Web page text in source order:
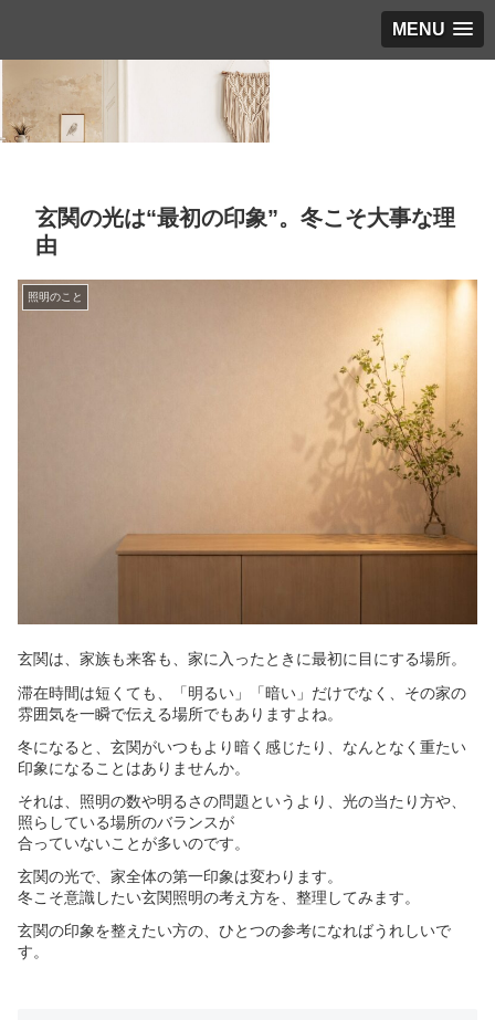
MENU
玄関の光は“最初の印象”。冬こそ大事な理
由
照明のこと
玄関は、家族も来客も、家に入ったときに最初に目にする場所。
滞在時間は短くても、「明るい」「暗い」だけでなく、その家の
雰囲気を一瞬で伝える場所でもありますよね。
冬になると、玄関がいつもより暗く感じたり、なんとなく重たい
印象になることはありませんか。
それは、照明の数や明るさの問題というより、光の当たり方や、
照らしている場所のバランスが
合っていないことが多いのです。
玄関の光で、家全体の第一印象は変わります。
冬こそ意識したい玄関照明の考え方を、整理してみます。
玄関の印象を整えたい方の、ひとつの参考になればうれしいで
す。